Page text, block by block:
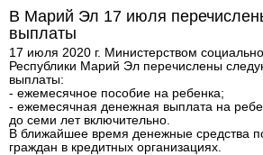
В Марий Эл 17 июля
выплаты
17 июля 2020 г. Министерством
Республики Марий Эл перечислены
выплаты:
- ежемесячное пособие на ребенка;
- ежемесячная денежная выплата на
до семи лет включительно.
В ближайшее время денежные средства
граждан в кредитных организациях.